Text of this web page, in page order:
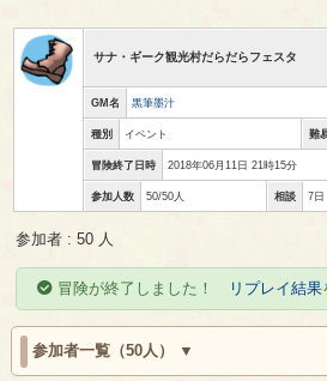
サナ・ギーク観光村だらだらフェスタ
GM名 黒筆墨汁
種別 イベント 難
冒険終了日時 2018年06月11日 21時15分
参加人数 50/50人 相談 7日
参加者 : 50 人
冒険が終了しました！ リプレイ結果
参加者一覧（50人）